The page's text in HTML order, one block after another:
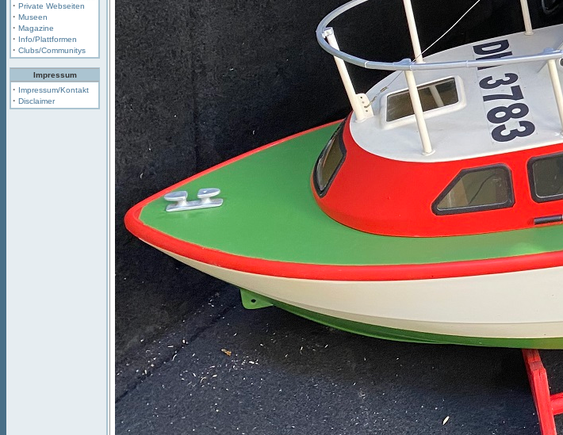
· Private Webseiten
· Museen
· Magazine
· Info/Plattformen
· Clubs/Communitys
Impressum
· Impressum/Kontakt
· Disclaimer